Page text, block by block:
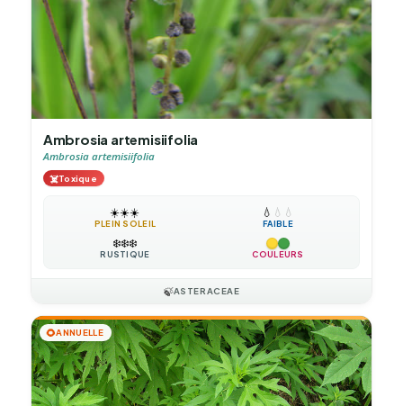
Ambrosia artemisiifolia
Ambrosia artemisiifolia
☠️Toxique
☀️☀️☀️
PLEIN SOLEIL
💧 💧 💧
FAIBLE
❄️❄️❄️
RUSTIQUE COULEURS
🍃ASTERACEAE
🌻ANNUELLE